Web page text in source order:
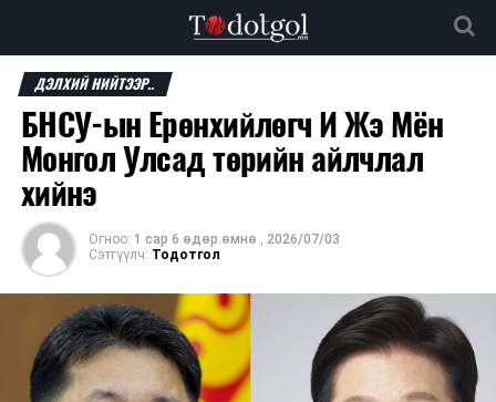
ДЭЛХИЙ НИЙТЭЭР..
БНСУ-ын Ерөнхийлөгч И Жэ Мён
Монгол Улсад төрийн айлчлал
хийнэ
Огноо: 1 сар 6 өдөр.өмнө , 2026/07/03
Сэтгүүлч: Тодотгол